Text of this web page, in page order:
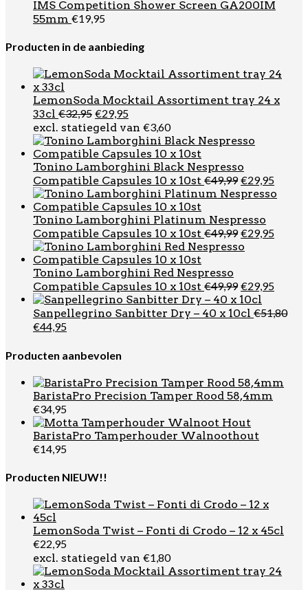
€16,95.€14,95.
IMS Competition Shower Screen GA200IM
55mm €19,95
Producten in de aanbieding
LemonSoda Mocktail Assortiment tray 24 x
33cl €32,95 Oorspronkelijke
prijs
was:
€32,95.
€29,95Huidige
prijs
is:
€29,95.
excl. statiegeld van €3,60
Tonino Lamborghini Black Nespresso
Compatible Capsules 10 x 10st €49,99
prijs
€49,99.
€29,95
prijs
Tonino Lamborghini Platinum Nespresso
Compatible Capsules 10 x 10st €49,99
prijs
€29,95
Tonino Lamborghini Red Nespresso
Compatible Capsules 10 x 10st €49,99
prijs
was:
€29,95
is:
Sanpellegrino Sanbitter Dry – 40 x 10cl €51,80
Oorspronkelijke
was:
€44,95Huidige
is:
Producten aanbevolen
BaristaPro Precision Tamper Rood 58,4mm
€34,95
BaristaPro Tamperhouder Walnoothout
€14,95
Producten NIEUW!!
LemonSoda Twist – Fonti di Crodo – 12 x 45cl
€22,95
excl. statiegeld van €1,80